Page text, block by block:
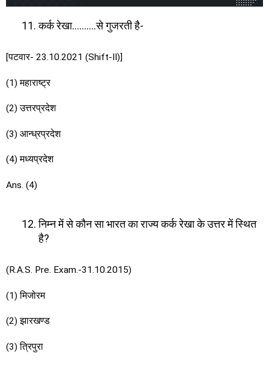
कर्क रेखा……….से गुजरती है-
[पटवार- 23.10.2021 (Shift-II)]
(1) महाराष्ट्र
(2) उत्तरप्रदेश
(3) आन्ध्रप्रदेश
(4) मध्यप्रदेश
Ans. (4)
निम्न में से कौन सा भारत का राज्य कर्क रेखा के उत्तर में स्थित
है?
(R.A.S. Pre. Exam.-31.10.2015)
(1) मिजोरम
(2) झारखण्ड
(3) त्रिपुरा